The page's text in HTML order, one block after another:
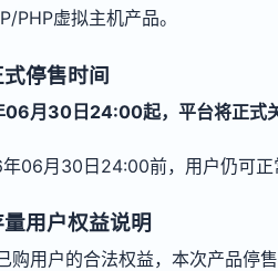
PHP虚拟主机产品。
停售时间
月30日24:00起，平台将正式关
06月30日24:00前，用户仍可正
用户权益说明
购用户的合法权益，本次产品停售